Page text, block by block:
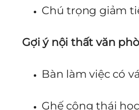
Chú trọng giảm
Gợi ý nội thất văn
Bàn làm việc có
Ghế công thái